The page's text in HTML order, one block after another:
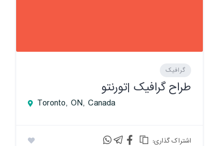
گرافیک
طراح گرافیک |تورنتو
Toronto, ON, Canada
:اشتراک گذاری